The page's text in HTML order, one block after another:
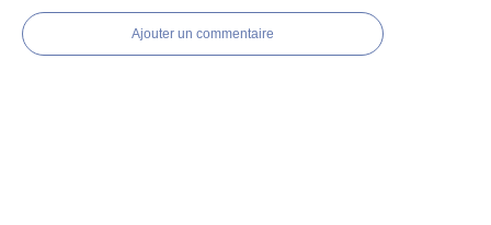
Ajouter un commentaire